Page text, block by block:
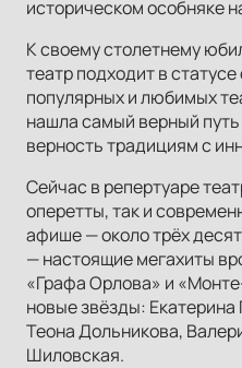
историческом особняке
К своему столетнему
театр подходит в
популярных и любимых
нашла самый верный
верность традициям с
Сейчас в репертуаре
оперетты, так и
афише — около трёх
— настоящие мегахиты
«Графа Орлова» и
новые звёзды:
Теона Дольникова,
Шиловская.